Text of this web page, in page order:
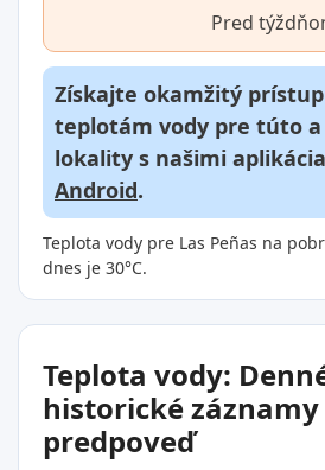
Pred
Získajte okamžitý
teplotám vody pre túto
lokality s našimi
Android.
Teplota vody pre Las Peñas na
dnes je 30°C.
Teplota vody:
historické záznamy
predpoveď